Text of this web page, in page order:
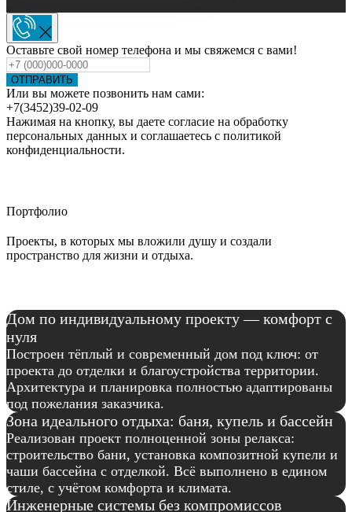
Оставьте свой номер телефона и мы свяжемся с вами!
ОТПРАВИТЬ
Или вы можете позвонить нам сами:
+7(3452)39-02-09
Нажимая на кнопку, вы даете согласие на обработку
персональных данных и соглашаетесь c политикой
конфиденциальности.
Портфолио
Проекты, в которых мы вложили душу и создали
пространство для жизни и отдыха.
Дом по индивидуальному проекту — комфорт с
нуля
Построен тёплый и современный дом под ключ: от
проекта до отделки и благоустройства территории.
Архитектура и планировка полностью адаптированы
под пожелания заказчика.
Зона идеального отдыха: баня, купель и бассейн
Реализован проект полноценной зоны релакса:
строительство бани, установка композитной купели и
чаши бассейна с отделкой. Всё выполнено в едином
стиле, с учётом комфорта и климата.
Инженерные системы без компромиссов